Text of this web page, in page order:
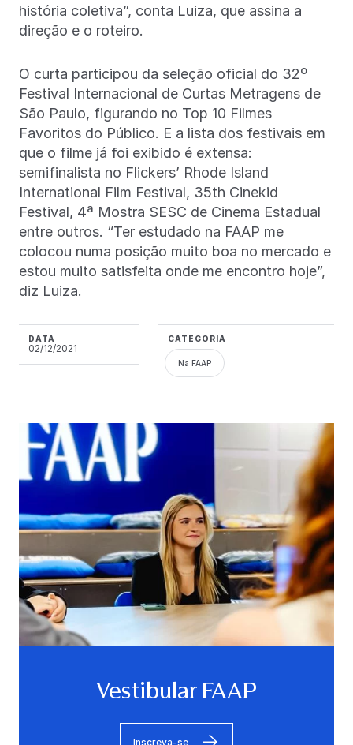
história coletiva”, conta Luiza, que assina a
direção e o roteiro.
O curta participou da seleção oficial do 32º
Festival Internacional de Curtas Metragens de
São Paulo, figurando no Top 10 Filmes
Favoritos do Público. E a lista dos festivais em
que o filme já foi exibido é extensa:
semifinalista no Flickers’ Rhode Island
International Film Festival, 35th Cinekid
Festival, 4ª Mostra SESC de Cinema Estadual
entre outros. “Ter estudado na FAAP me
colocou numa posição muito boa no mercado e
estou muito satisfeita onde me encontro hoje”,
diz Luiza.
DATA
02/12/2021
CATEGORIA
Na FAAP
Vestibular FAAP
Inscreva-se